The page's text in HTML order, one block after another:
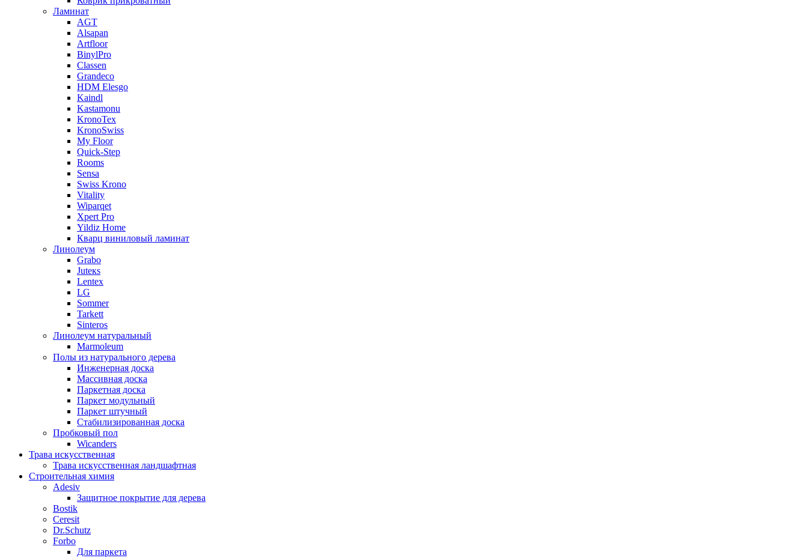
Ламинат
AGT
Alsapan
Artfloor
BinylPro
Classen
Grandeco
HDM Elesgo
Kaindl
Kastamonu
KronoTex
KronoSwiss
My Floor
Quick-Step
Rooms
Sensa
Swiss Krono
Vitality
Wiparqet
Xpert Pro
Yildiz Home
Кварц виниловый ламинат
Линолеум
Grabo
Juteкs
Lentex
LG
Sommer
Tarkett
Sinteros
Линолеум натуральный
Marmoleum
Полы из натурального дерева
Инженерная доска
Массивная доска
Паркетная доска
Паркет модульный
Паркет штучный
Стабилизированная доска
Пробковый пол
Wicanders
Трава искусственная
Трава искусственная ландшафтная
Строительная химия
Adesiv
Защитное покрытие для дерева
Bostik
Ceresit
Dr.Schutz
Forbo
Для паркета